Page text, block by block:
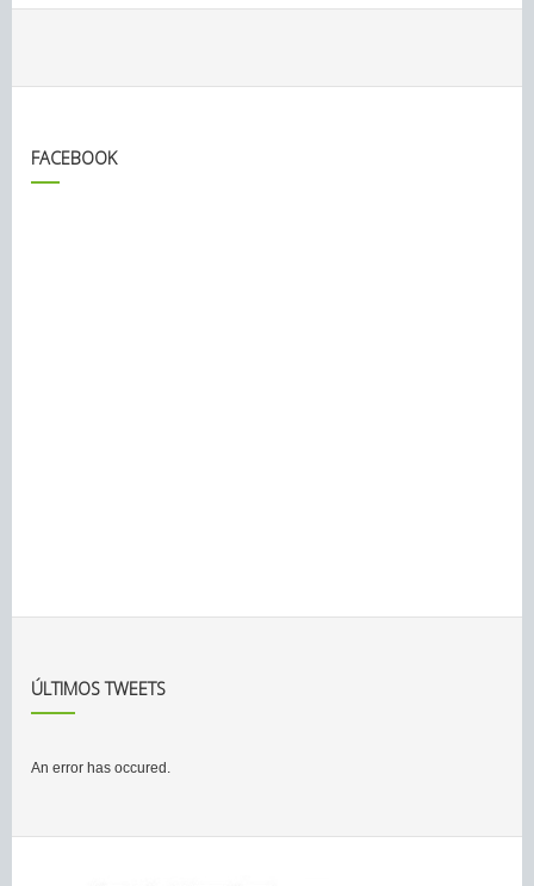
FACEBOOK
ÚLTIMOS TWEETS
An error has occured.